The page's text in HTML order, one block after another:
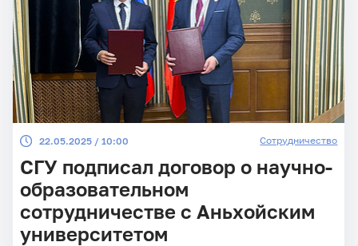
22.05.2025 / 10:00 Сотрудничество
СГУ подписал договор о научно-
образовательном
сотрудничестве с Аньхойским
университетом